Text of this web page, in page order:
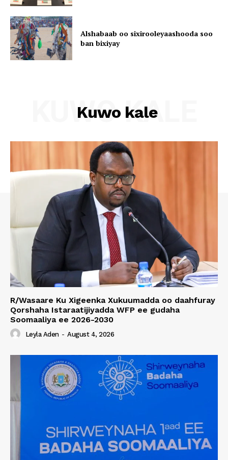
Alshabaab oo sixirooleyaashooda soo
ban bixiyay
Kuwo kale
KUWO KALE
R/Wasaare Ku Xigeenka Xukuumadda oo daahfuray
Qorshaha Istaraatijiyadda WFP ee gudaha
Soomaaliya ee 2026-2030
Leyla Aden - August 4, 2026